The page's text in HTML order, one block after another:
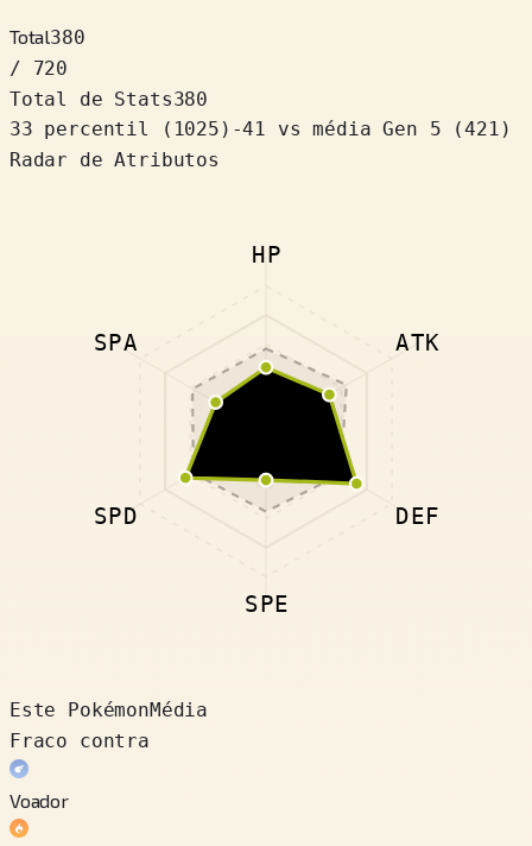
Total380
/ 720
Total de Stats380
33 percentil
( 1025 ) -41
vs média Gen 5 (421)
Radar de Atributos
HP
ATK
DEF
SPE
SPD
SPA
Este PokémonMédia
Fraco contra
Voador